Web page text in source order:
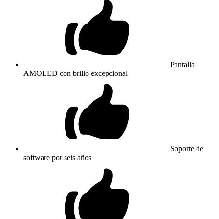
Pantalla
AMOLED con brillo excepcional
Soporte de
software por seis años